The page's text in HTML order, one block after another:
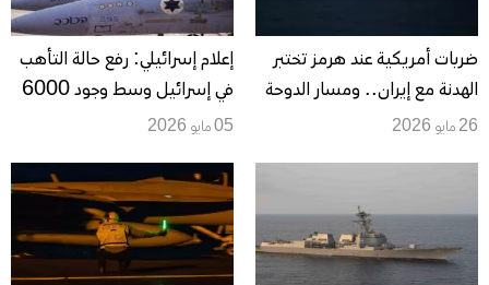
ضربات أمريكية عند هرمز تختبر
الهدنة مع إيران.. ومسار الدوحة
أمام معادلة الأمن والملاحة
26 مايو 2026
إعلام إسرائيلي: رفع حالة التأهب
في إسرائيل وسط وجود 6000
جندي أمريكي في البلاد
05 مايو 2026